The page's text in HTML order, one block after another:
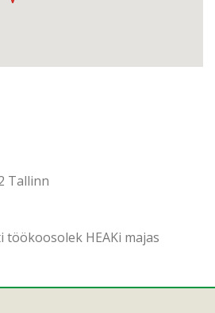
Tallinn
HEAKi majas